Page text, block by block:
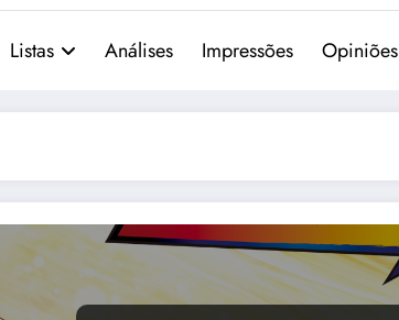
Listas Análises Impressões Opiniões